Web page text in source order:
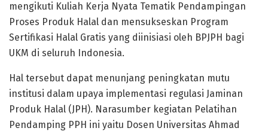
mengikuti Kuliah Kerja Nyata Tematik Pendampingan
Proses Produk Halal dan mensukseskan Program
Sertifikasi Halal Gratis yang diinisiasi oleh BPJPH bagi
UKM di seluruh Indonesia.
Hal tersebut dapat menunjang peningkatan mutu
institusi dalam upaya implementasi regulasi Jaminan
Produk Halal (JPH). Narasumber kegiatan Pelatihan
Pendamping PPH ini yaitu Dosen Universitas Ahmad